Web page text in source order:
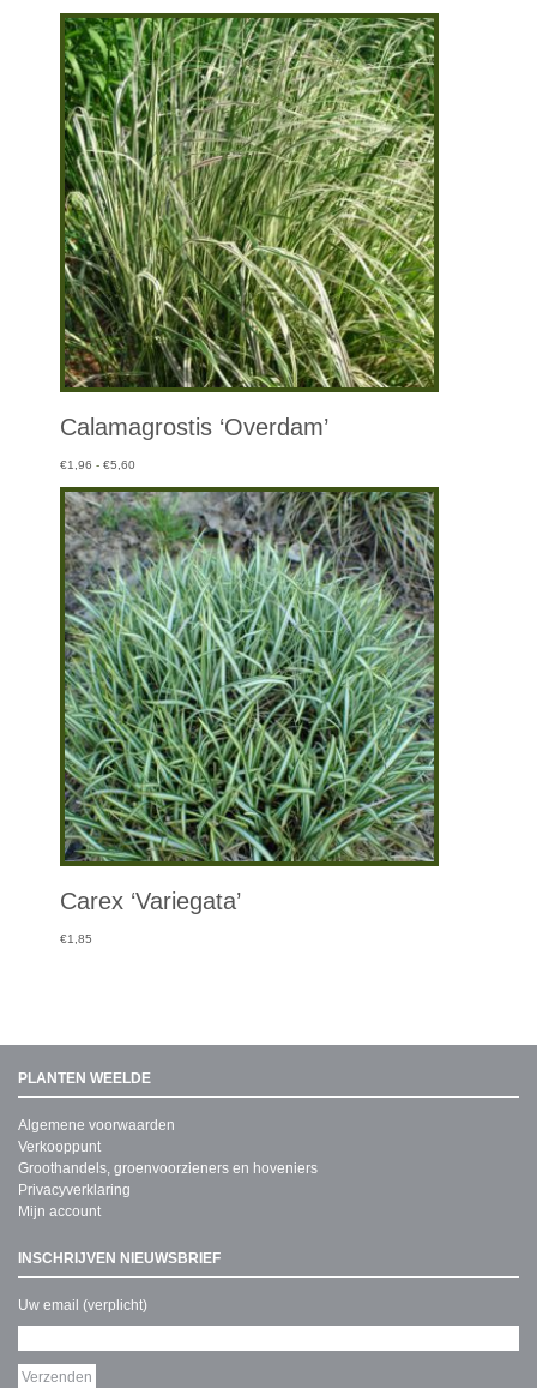
Calamagrostis ‘Overdam’
€1,96 - €5,60Prijsklasse:
tot
€5,60
Carex ‘Variegata’
€1,85
PLANTEN WEELDE
Algemene voorwaarden
Verkooppunt
Groothandels, groenvoorzieners en hoveniers
Privacyverklaring
Mijn account
INSCHRIJVEN NIEUWSBRIEF
Uw email (verplicht)